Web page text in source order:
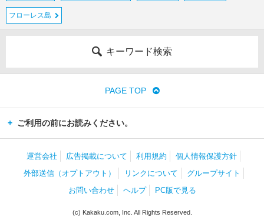
フローレス島
キーワード検索
PAGE TOP
ご利用の前にお読みください。
運営会社 広告掲載について 利用規約
個人情報保護方針
外部送信（オプトアウト）
リンクについて
グループサイト
お問い合わせ
ヘルプ PC版で見る
(c) Kakaku.com, Inc. All Rights Reserved.